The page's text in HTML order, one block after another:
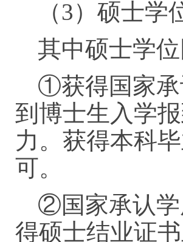
（3）硕士
其中硕士学
①获得国家承
到博士生入学
力。获得本科
可。
②国家承认学
得硕士结业证